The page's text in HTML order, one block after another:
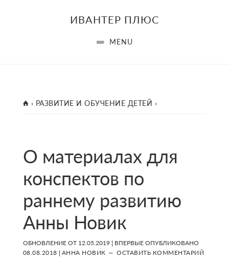
ИВАНТЕР ПЛЮС
MENU
ГЛАВНАЯ
› РАЗВИТИЕ И ОБУЧЕНИЕ ДЕТЕЙ ›
О материалах для
конспектов по
раннему развитию
Анны Новик
ОБНОВЛЕНИЕ ОТ 12.05.2019| ВПЕРВЫЕ ОПУБЛИКОВАНО
08.08.2018 | АННА НОВИК ОСТАВИТЬ КОММЕНТАРИЙ